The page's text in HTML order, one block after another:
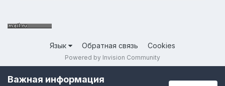
Язык Обратная связь Cookies
Powered by Invision Community
Важная информация